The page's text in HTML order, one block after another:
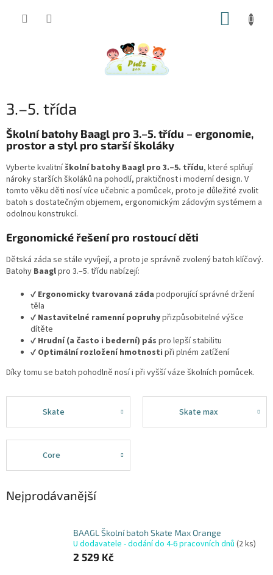
3.–5. třída
Školní batohy Baagl pro 3.–5. třídu – ergonomie,
prostor a styl pro starší školáky
Vyberte kvalitníškolní batohy Baagl pro 3.–5. třídu, které splňují
nároky starších školáků na pohodlí, praktičnost i moderní design. V
tomto věku děti nosí více učebnic a pomůcek, proto je důležité zvolit
batoh s dostatečným objemem, ergonomickým zádovým systémem a
odolnou konstrukcí.
Ergonomické řešení pro rostoucí děti
Dětská záda se stále vyvíjejí, a proto je správně zvolený batoh klíčový.
Batohy Baaglpro 3.–5. třídu nabízejí:
✔️ Ergonomicky tvarovaná záda podporující správné držení
těla
✔️ Nastavitelné ramenní popruhypřizpůsobitelné výšce
dítěte
✔️ Hrudní (a často i bederní) pás pro lepší stabilitu
✔️ Optimální rozložení hmotnosti při plném zatížení
Díky tomu se batoh pohodlně nosí i při vyšší váze školních pomůcek.
Skate Skate max
Core
Nejprodávanější
BAAGL Školní batoh Skate Max Orange
U dodavatele - dodání do 4-6 pracovních dnů (2 ks)
2 529 Kč